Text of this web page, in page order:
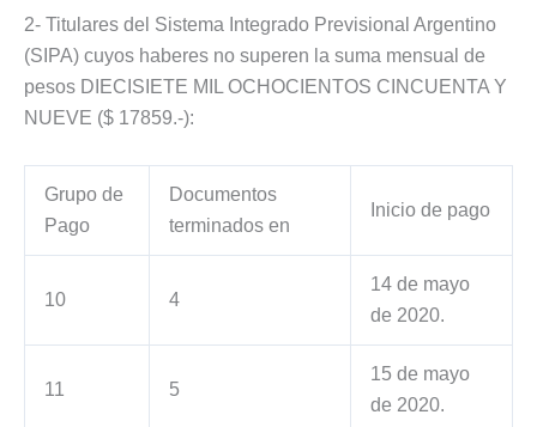
2- Titulares del Sistema Integrado Previsional Argentino
(SIPA) cuyos haberes no superen la suma mensual de
pesos DIECISIETE MIL OCHOCIENTOS CINCUENTA Y
NUEVE ($ 17859.-):
Grupo de
Pago
Documentos
terminados en
Inicio de pago
10 4
14 de mayo
de 2020.
11 5
15 de mayo
de 2020.